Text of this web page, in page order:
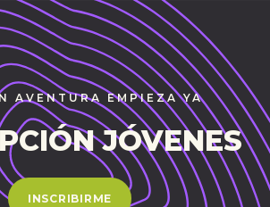
AVENTURA EMPIEZA YA
JÓVENES
INSCRIBIRME